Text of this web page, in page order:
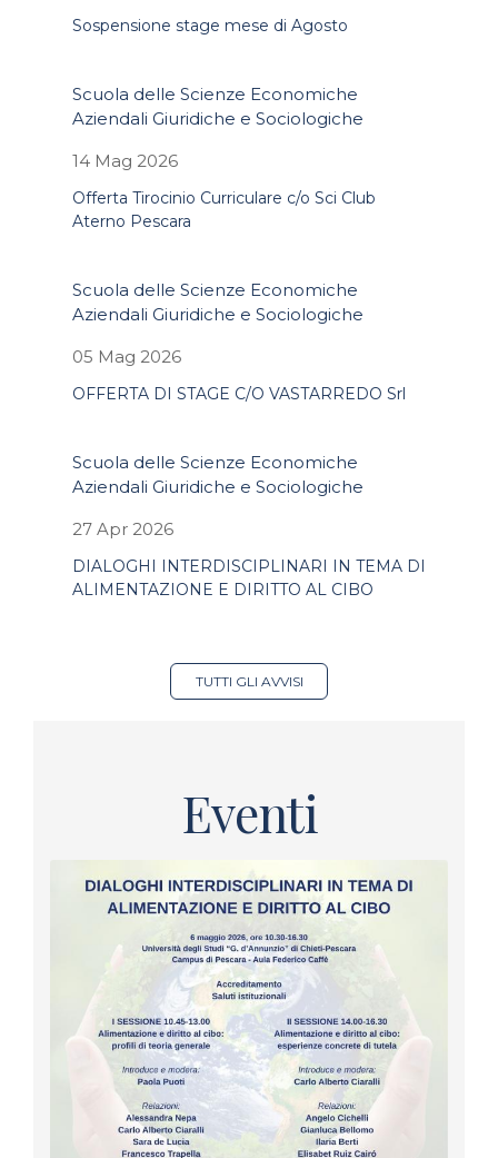
Sospensione stage mese di Agosto
Scuola delle Scienze Economiche
Aziendali Giuridiche e Sociologiche
14 Mag 2026
Offerta Tirocinio Curriculare c/o Sci Club
Aterno Pescara
Scuola delle Scienze Economiche
Aziendali Giuridiche e Sociologiche
05 Mag 2026
OFFERTA DI STAGE C/O VASTARREDO Srl
Scuola delle Scienze Economiche
Aziendali Giuridiche e Sociologiche
27 Apr 2026
DIALOGHI INTERDISCIPLINARI IN TEMA DI
ALIMENTAZIONE E DIRITTO AL CIBO
TUTTI GLI AVVISI
Eventi